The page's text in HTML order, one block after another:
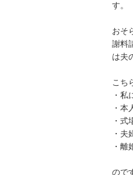
す。
おそ
謝料
は夫
こち
・
・
・
・
・
ので